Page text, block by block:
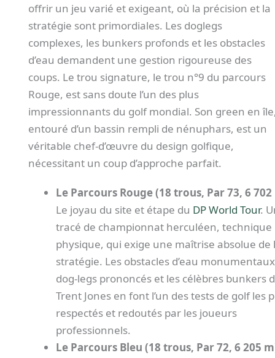
offrir un jeu varié et exigeant, où la précision et la
stratégie sont primordiales. Les doglegs
complexes, les bunkers profonds et les obstacles
d’eau demandent une gestion rigoureuse des
coups. Le trou signature, le trou n°9 du parcours
Rouge, est sans doute l’un des plus
impressionnants du golf mondial. Son green en
entouré d’un bassin rempli de nénuphars, est un
véritable chef-d’œuvre du design golfique,
nécessitant un coup d’approche parfait.
Le Parcours Rouge (18 trous, Par 73, 6 702
Le joyau du site et étape du DP World Tour.
tracé de championnat herculéen, technique
physique, qui exige une maîtrise absolue de
stratégie. Les obstacles d’eau
dog-legs prononcés et les célèbres bunkers
Trent Jones en font l’un des tests de golf les
respectés et redoutés par les joueurs
professionnels.
Le Parcours Bleu (18 trous, Par 72, 6 205